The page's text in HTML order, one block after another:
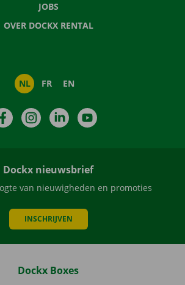
JOBS
OVER DOCKX RENTAL
NL FR EN
FacebookInstagramLinkedIn
Dockx nieuwsbrief
van nieuwigheden en promoties
INSCHRIJVEN
Dockx Boxes